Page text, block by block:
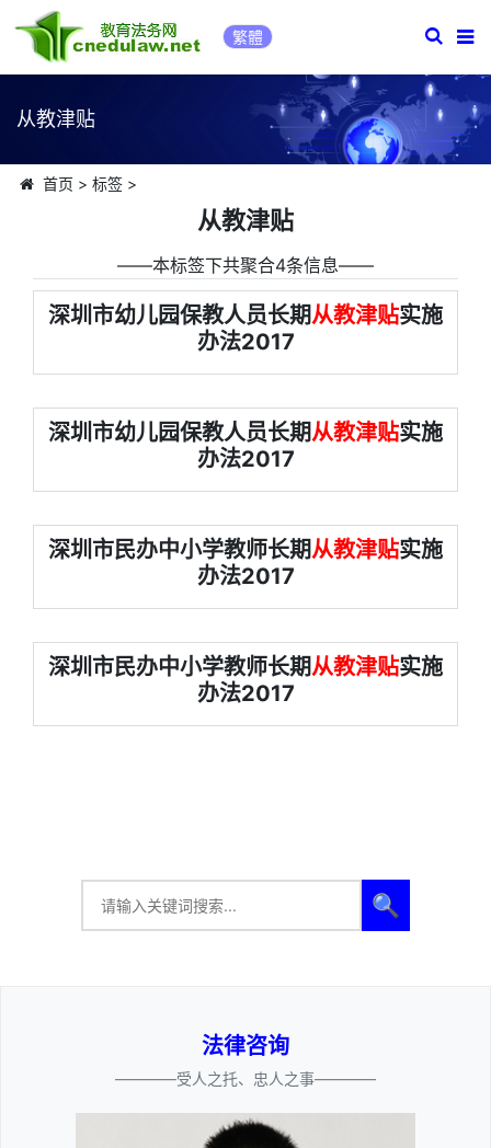
繁體
从教津贴
首页 > 标签>
从教津贴
――本标签下共聚合4条信息――
深圳市幼儿园保教人员长期从教津贴实施
办法2017
深圳市幼儿园保教人员长期从教津贴实施
办法2017
深圳市民办中小学教师长期从教津贴实施
办法2017
深圳市民办中小学教师长期从教津贴实施
办法2017
🔍
法律咨询
————受人之托、忠人之事————